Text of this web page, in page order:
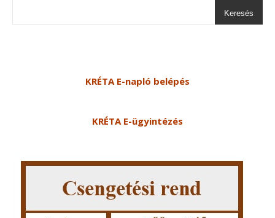
Keresés
KRÉTA E-napló belépés
KRÉTA E-ügyintézés